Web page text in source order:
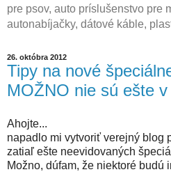
pre psov, auto príslušenstvo pre
autonabíjačky, dátové káble,
26. októbra 2012
Tipy na nové
MOŽNO nie sú ešte
Ahojte...
napadlo mi vytvoriť verejný blog
zatiaľ ešte neevidovaných
Možno, dúfam, že niektoré budú